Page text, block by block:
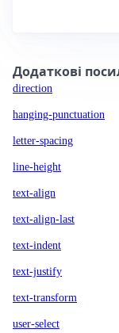
Додаткові
direction
hanging-punctuation
letter-spacing
line-height
text-align
text-align-last
text-indent
text-justify
text-transform
user-select